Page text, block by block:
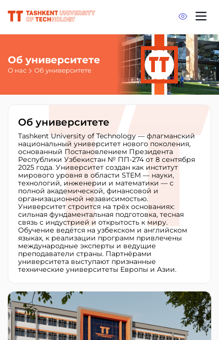
Об университете
О нас Об университете
Об университете
Tashkent University of Technology — флагманский
национальный университет нового поколения,
основанный Постановлением Президента
Республики Узбекистан № ПП-274 от 8 сентября
2025 года. Университет создан как институт
мирового уровня в области STEM — науки,
технологий, инженерии и математики — с
полной академической, финансовой и
организационной независимостью.
Университет строится на трёх основаниях:
сильная фундаментальная подготовка, тесная
связь с индустрией и открытость к миру.
Обучение ведётся на узбекском и английском
языках, к реализации программ привлечены
международные эксперты и ведущие
преподаватели страны. Партнёрами
университета выступают признанные
технические университеты Европы и Азии.